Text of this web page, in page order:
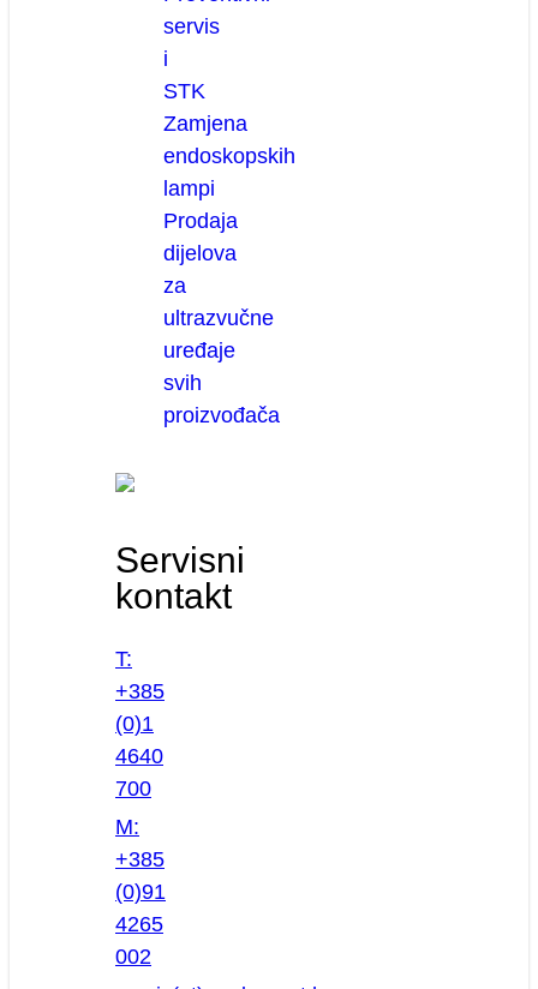
servis
i
STK
Zamjena
endoskopskih
lampi
Prodaja
dijelova
za
ultrazvučne
uređaje
svih
proizvođača
Servisni
kontakt
T:
+385
(0)1
4640
700
M:
+385
(0)91
4265
002